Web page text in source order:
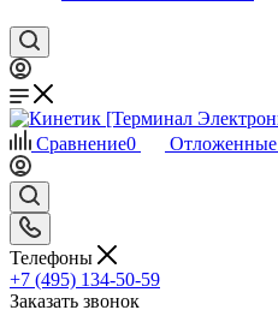
Сравнение0 Отложенные
Телефоны
+7 (495) 134-50-59
Заказать звонок